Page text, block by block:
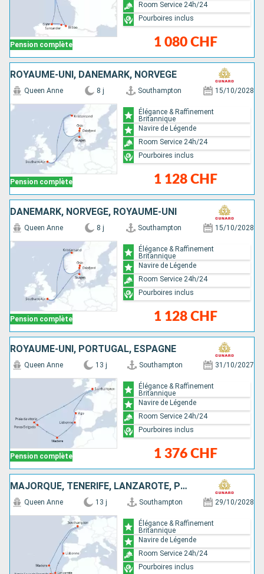
Pension complète 1 080 CHF
Room Service 24h/24
Pourboires inclus
ROYAUME-UNI, DANEMARK, NORVÈGE
Pension complète
Queen Anne 8 j Southampton 15/10/2028
1 128 CHF
Élégance & Raffinement
Britannique
Navire de Légende
Room Service 24h/24
Pourboires inclus
DANEMARK, NORVÈGE, ROYAUME-UNI
Pension complète
Queen Anne 8 j Southampton 15/10/2028
1 128 CHF
Élégance & Raffinement
Britannique
Navire de Légende
Room Service 24h/24
Pourboires inclus
ROYAUME-UNI, PORTUGAL, ESPAGNE
Pension complète
Queen Anne 13 j Southampton 31/10/2027
1 376 CHF
Élégance & Raffinement
Britannique
Navire de Légende
Room Service 24h/24
Pourboires inclus
MAJORQUE, TENERIFE, LANZAROTE, PORTUGAL, ROYAUME-UNI
Queen Anne 13 j Southampton 29/10/2028
Élégance & Raffinement
Britannique
Navire de Légende
Room Service 24h/24
Pourboires inclus